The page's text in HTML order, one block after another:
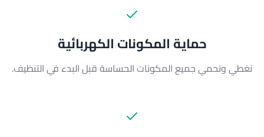
حماية المكونات الكهربائية
نغطي ونحمي جميع المكونات الحساسة قبل البدء في التنظيف.